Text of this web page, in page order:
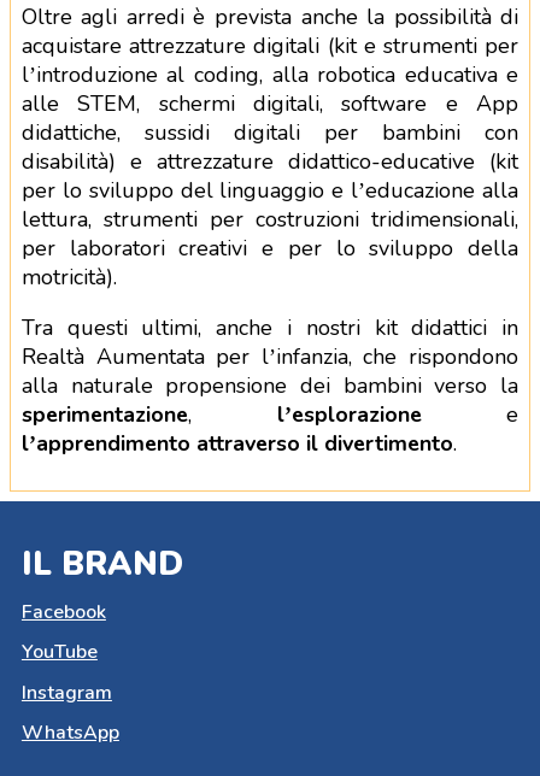
Oltre agli arredi è prevista anche la possibilità di
acquistare attrezzature digitali (kit e strumenti per
l’introduzione al coding, alla robotica educativa e
alle STEM, schermi digitali, software e App
didattiche, sussidi digitali per bambini con
disabilità) e attrezzature didattico-educative (kit
per lo sviluppo del linguaggio e l’educazione alla
lettura, strumenti per costruzioni tridimensionali,
per laboratori creativi e per lo sviluppo della
motricità).
Tra questi ultimi, anche i nostri kit didattici in
Realtà Aumentata per l’infanzia, che rispondono
alla naturale propensione dei bambini verso la
sperimentazione, l’esplorazionee
l’apprendimento attraverso il divertimento.
IL BRAND
Facebook
YouTube
Instagram
WhatsApp